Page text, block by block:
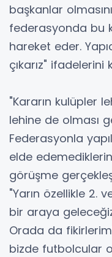
başkanlar
federasyonda bu
hareket eder.
çıkarız" ifadelerini
"Kararın kulüpler
lehine de olması
Federasyonla
elde
görüşme
"Yarın özellikle 2.
bir araya
Orada da
bizde futbolcular